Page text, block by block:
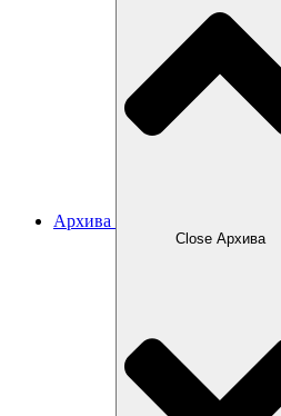
Архива
Close Архива